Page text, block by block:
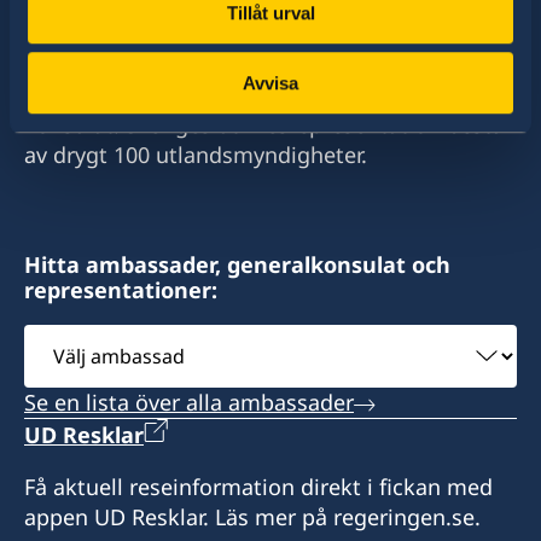
Tillåt urval
Avvisa
Sverige har diplomatiska förbindelser med i
stort sett alla stater i världen. I ungefär hälften
av dessa stater har Sverige ambassader och
konsulat. Sveriges utrikesrepresentation består
av drygt 100 utlandsmyndigheter.
Hitta ambassader, generalkonsulat och
representationer:
Välj
ambassad
Se en lista över alla ambassader
UD Resklar
Få aktuell reseinformation direkt i fickan med
appen UD Resklar. Läs mer på regeringen.se.